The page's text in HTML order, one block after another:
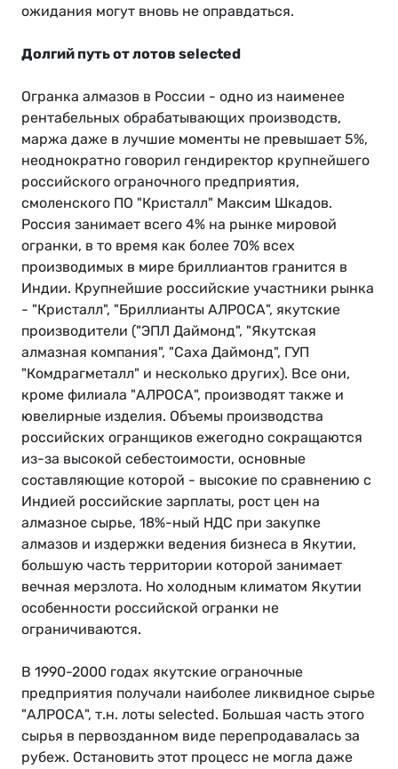
ожидания могут вновь не оправдаться.
Долгий путь от лотов selected
Огранка алмазов в России - одно из наименее
рентабельных обрабатывающих производств,
маржа даже в лучшие моменты не превышает 5%,
неоднократно говорил гендиректор крупнейшего
российского ограночного предприятия,
смоленского ПО "Кристалл" Максим Шкадов.
Россия занимает всего 4% на рынке мировой
огранки, в то время как более 70% всех
производимых в мире бриллиантов гранится в
Индии. Крупнейшие российские участники рынка
- "Кристалл", "Бриллианты АЛРОСА", якутские
производители ("ЭПЛ Даймонд", "Якутская
алмазная компания", "Саха Даймонд", ГУП
"Комдрагметалл" и несколько других). Все они,
кроме филиала "АЛРОСА", производят также и
ювелирные изделия. Объемы производства
российских огранщиков ежегодно сокращаются
из-за высокой себестоимости, основные
составляющие которой - высокие по сравнению с
Индией российские зарплаты, рост цен на
алмазное сырье, 18%-ный НДС при закупке
алмазов и издержки ведения бизнеса в Якутии,
большую часть территории которой занимает
вечная мерзлота. Но холодным климатом Якутии
особенности российской огранки не
ограничиваются.
В 1990-2000 годах якутские ограночные
предприятия получали наиболее ликвидное сырье
"АЛРОСА", т.н. лоты selected. Большая часть этого
сырья в первозданном виде перепродавалась за
рубеж. Остановить этот процесс не могла даже